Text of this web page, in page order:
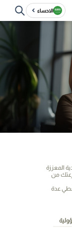
الاحساء
المعززة
من
عدة